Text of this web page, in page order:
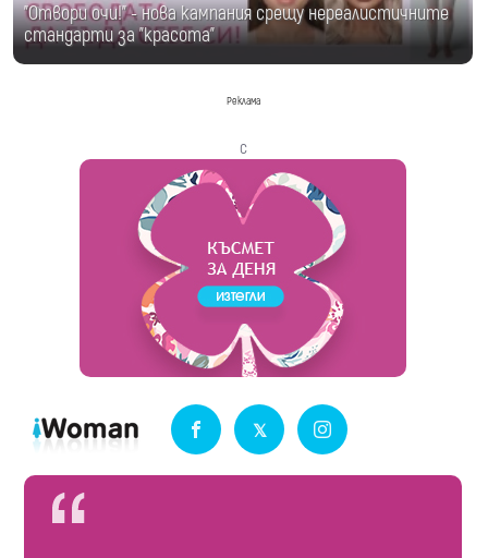
"Отвори очи!" - нова кампания срещу нереалистичните
стандарти за "красота"
Реклама
с